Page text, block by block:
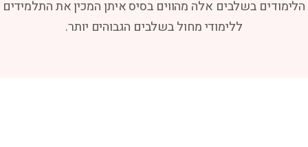
הלימודים בשלבים אלה מהווים בסיס איתן המכין את התלמידים
ללימודי מחול בשלבים הגבוהים יותר.